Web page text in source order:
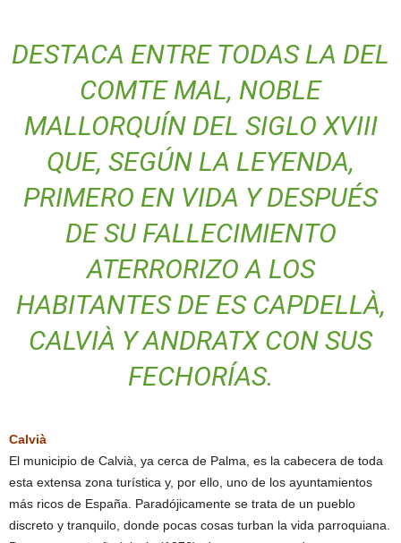
DESTACA ENTRE TODAS LA DEL
COMTE MAL, NOBLE
MALLORQUÍN DEL SIGLO XVIII
QUE, SEGÚN LA LEYENDA,
PRIMERO EN VIDA Y DESPUÉS
DE SU FALLECIMIENTO
ATERRORIZO A LOS
HABITANTES DE ES CAPDELLÀ,
CALVIÀ Y ANDRATX CON SUS
FECHORÍAS.
Calvià
El municipio de Calvià, ya cerca de Palma, es la cabecera de toda
esta extensa zona turística y, por ello, uno de los ayuntamientos
más ricos de España. Paradójicamente se trata de un pueblo
discreto y tranquilo, donde pocas cosas turban la vida parroquiana.